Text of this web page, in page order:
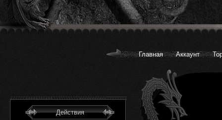
Главная Аккаунт
Действия